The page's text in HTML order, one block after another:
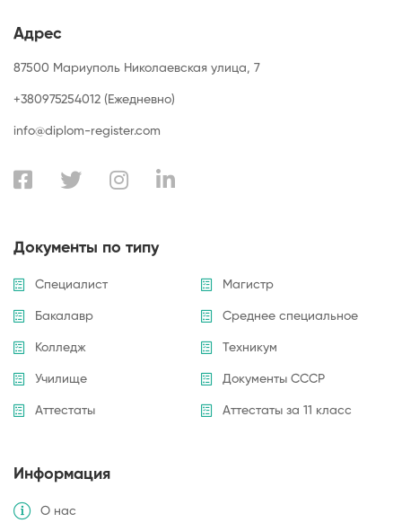
Адрес
87500 Мариуполь Николаевская улица, 7
+380975254012 (Ежедневно)
info@diplom-register.com
Документы по типу
Специалист Магистр
Бакалавр Среднее специальное
Колледж Техникум
Училище Документы СССР
Аттестаты Аттестаты за 11 класс
Информация
О нас